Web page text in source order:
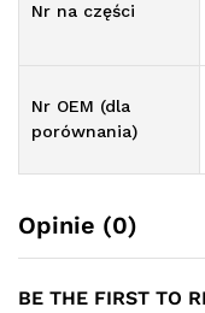
Nr na części
Nr OEM (dla
porównania)
Opinie (0)
BE THE FIRST TO